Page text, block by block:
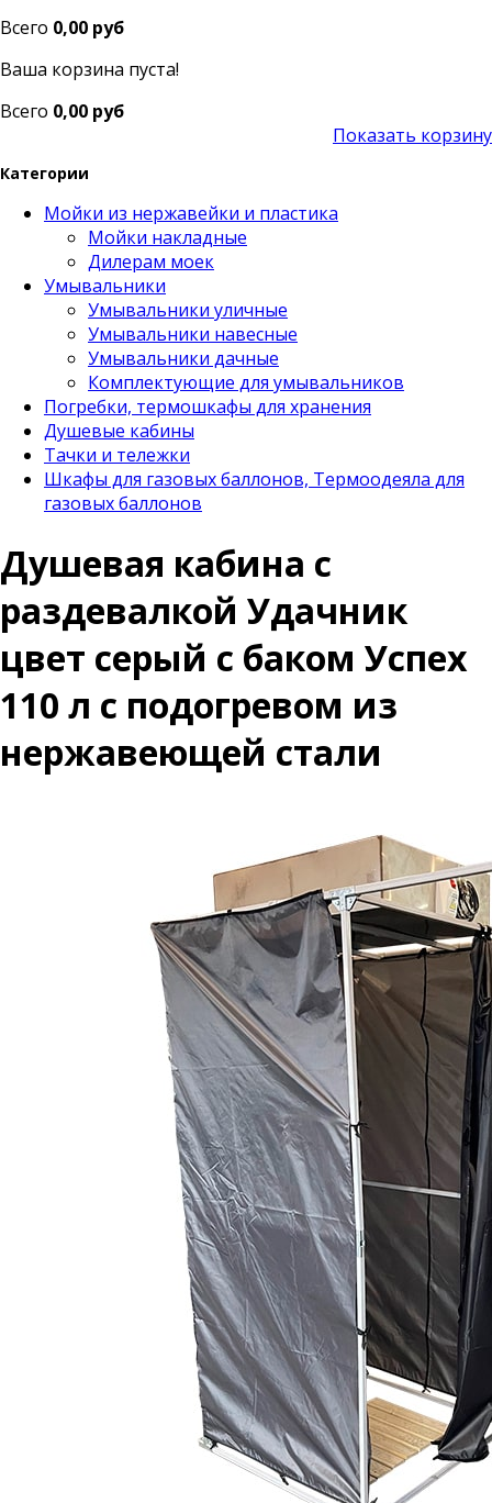
Всего 0,00 руб
Ваша корзина пуста!
Всего 0,00 руб
Показать корзину
Категории
Мойки из нержавейки и пластика
Мойки накладные
Дилерам моек
Умывальники
Умывальники уличные
Умывальники навесные
Умывальники дачные
Комплектующие для умывальников
Погребки, термошкафы для хранения
Душевые кабины
Тачки и тележки
Шкафы для газовых баллонов, Термоодеяла для
газовых баллонов
Душевая кабина с
раздевалкой Удачник
цвет серый с баком Успех
110 л с подогревом из
нержавеющей стали